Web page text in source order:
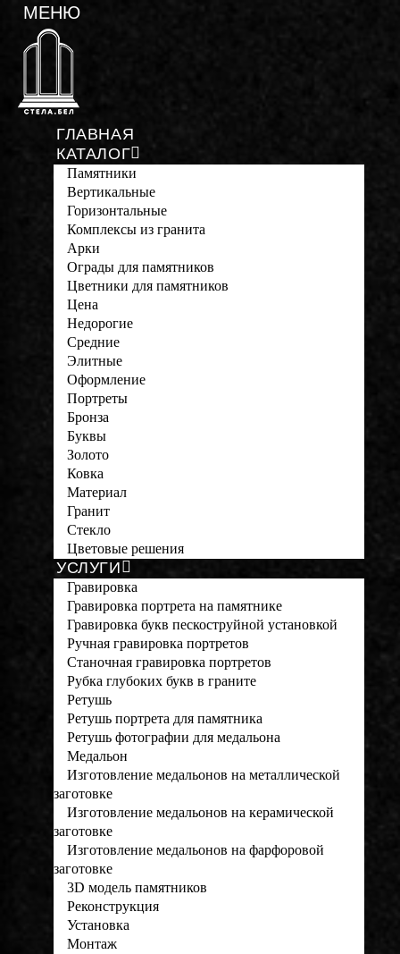
ГЛАВНАЯ
КАТАЛОГ
Памятники
Вертикальные
Горизонтальные
Комплексы из гранита
Арки
Ограды для памятников
Цветники для памятников
Цена
Недорогие
Средние
Элитные
Оформление
Портреты
Бронза
Буквы
Золото
Ковка
Материал
Гранит
Стекло
Цветовые решения
УСЛУГИ
Гравировка
Гравировка портрета на памятнике
Гравировка букв пескоструйной установкой
Ручная гравировка портретов
Станочная гравировка портретов
Рубка глубоких букв в граните
Ретушь
Ретушь портрета для памятника
Ретушь фотографии для медальона
Медальон
Изготовление медальонов на металлической
заготовке
Изготовление медальонов на керамической
заготовке
Изготовление медальонов на фарфоровой
заготовке
3D модель памятников
Реконструкция
Установка
Монтаж